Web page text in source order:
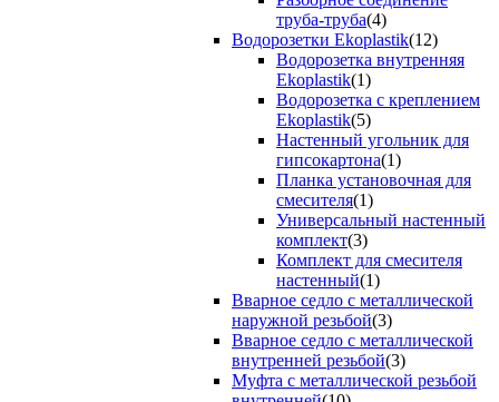
труба-труба(4)
Водорозетки Ekoplastik(12)
Водорозетка внутренняя
Ekoplastik(1)
Водорозетка с креплением
Ekoplastik(5)
Настенный угольник для
гипсокартона(1)
Планка установочная для
смесителя(1)
Универсальный настенный
комплект(3)
Комплект для смесителя
настенный(1)
Вварное седло с металлической
наружной резьбой(3)
Вварное седло с металлической
внутренней резьбой(3)
Муфта с металлической резьбой